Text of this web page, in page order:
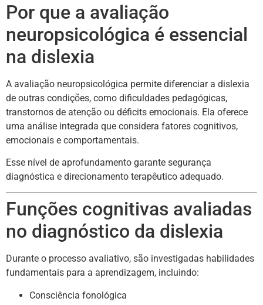
Por que a avaliação
neuropsicológica é essencial
na dislexia
A avaliação neuropsicológica permite diferenciar a dislexia
de outras condições, como dificuldades pedagógicas,
transtornos de atenção ou déficits emocionais. Ela oferece
uma análise integrada que considera fatores cognitivos,
emocionais e comportamentais.
Esse nível de aprofundamento garante segurança
diagnóstica e direcionamento terapêutico adequado.
Funções cognitivas avaliadas
no diagnóstico da dislexia
Durante o processo avaliativo, são investigadas habilidades
fundamentais para a aprendizagem, incluindo:
Consciência fonológica